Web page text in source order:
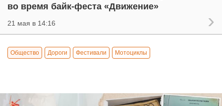
во время байк-феста «Движение»
21 мая в 14:16
Общество Дороги Фестивали Мотоциклы